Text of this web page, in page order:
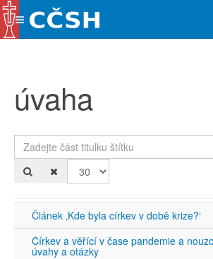
úvaha
Zadejte část titulku štítku
Článek ‚Kde byla církev v době krize?‘
Církev a věřící v čase pandemie a
úvahy a otázky